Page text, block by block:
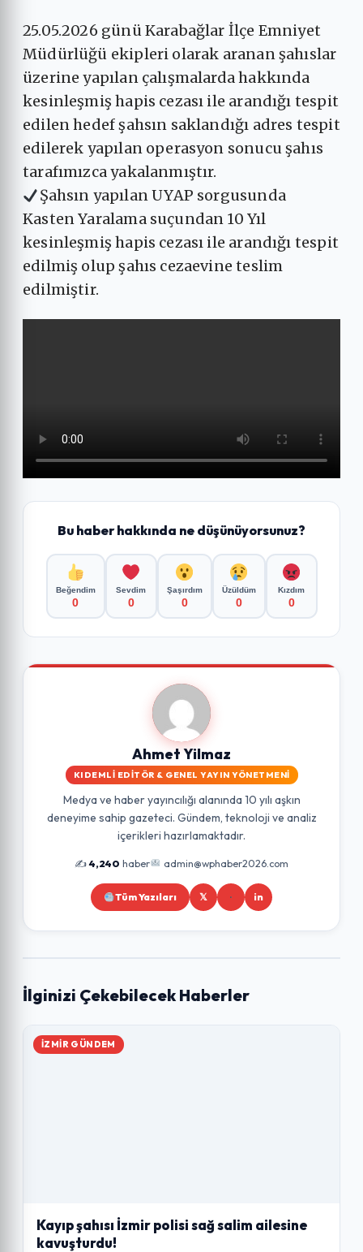
25.05.2026 günü Karabağlar İlçe Emniyet
Müdürlüğü ekipleri olarak aranan şahıslar
üzerine yapılan çalışmalarda hakkında
kesinleşmiş hapis cezası ile arandığı tespit
edilen hedef şahsın saklandığı adres tespit
edilerek yapılan operasyon sonucu şahıs
tarafımızca yakalanmıştır.
Şahsın yapılan UYAP sorgusunda
Kasten Yaralama suçundan 10 Yıl
kesinleşmiş hapis cezası ile arandığı tespit
edilmiş olup şahıs cezaevine teslim
edilmiştir.
Bu haber hakkında ne düşünüyorsunuz?
Beğendim
0
Sevdim
0
Şaşırdım
0
Üzüldüm
0
Kızdım
0
Ahmet Yilmaz
KIDEMLI EDITÖR & GENEL YAYIN YÖNETMENI
Medya ve haber yayıncılığı alanında 10 yılı aşkın
deneyime sahip gazeteci. Gündem, teknoloji ve analiz
içerikleri hazırlamaktadır.
✍️4,240 haber admin@wphaber2026.com
Tüm Yazıları 𝕏 in
İlginizi Çekebilecek Haberler
İZMIR GÜNDEM
Kayıp şahısı İzmir polisi sağ salim ailesine
kavuşturdu!